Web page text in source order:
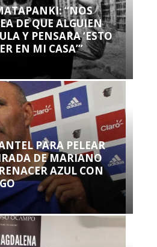
“NOS
DE QUE ALGUIEN
Y PENSARA ‘ESTO
EN MI CASA’”
PARA PELEAR
DE MARIANO
AZUL CON